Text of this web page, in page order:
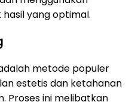
yang optimal.
metode populer
estetis dan ketahanan
Proses ini melibatkan